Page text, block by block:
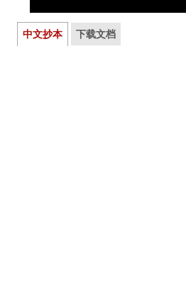
中文抄本 下载文档